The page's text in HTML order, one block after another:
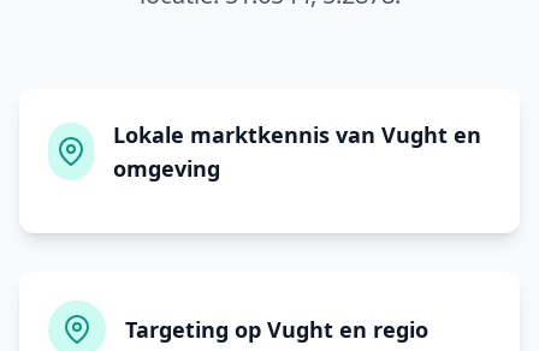
Lokale marktkennis van Vught en
omgeving
Targeting op Vught en regio